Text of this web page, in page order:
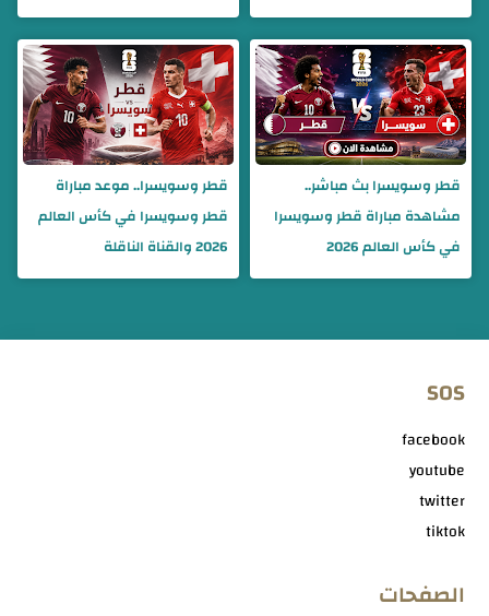
قطر وسويسرا بث مباشر..
مشاهدة مباراة قطر وسويسرا
في كأس العالم 2026
قطر وسويسرا.. موعد مباراة
قطر وسويسرا في كأس العالم
2026 والقناة الناقلة
الصفحات
SOS
facebook
youtube
twitter
tiktok